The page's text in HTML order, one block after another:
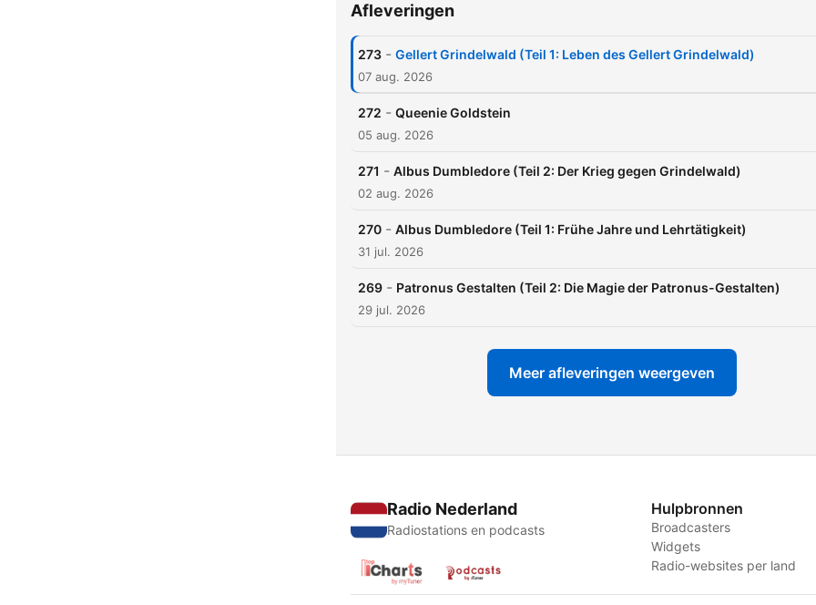
Afleveringen
273 - Gellert Grindelwald (Teil 1: Leben des Gellert Grindelwald)
07 aug. 2026
272 - Queenie Goldstein
05 aug. 2026
271 - Albus Dumbledore (Teil 2: Der Krieg gegen Grindelwald)
02 aug. 2026
270 - Albus Dumbledore (Teil 1: Frühe Jahre und Lehrtätigkeit)
31 jul. 2026
269 - Patronus Gestalten (Teil 2: Die Magie der Patronus-Gestalten)
29 jul. 2026
Meer afleveringen weergeven
Radio Nederland
Radiostations en podcasts
Hulpbronnen
Broadcasters
Widgets
Radio-websites per land